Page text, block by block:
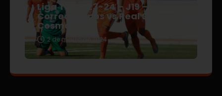
Liga TDP – 23-24 – J19 –
Correcaminos vs Real San
Cosme
2 de marzo de 2024